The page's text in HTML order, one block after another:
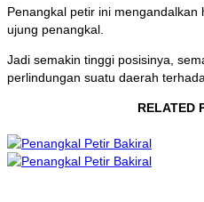
Penangkal petir ini
ujung penangkal.
Jadi semakin tinggi posisinya,
perlindungan suatu daerah
RELATED